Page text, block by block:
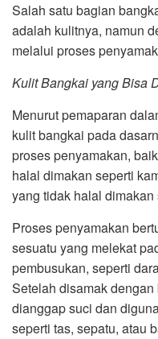
Salah satu bagian
adalah kulitnya, namun
melalui proses
Kulit Bangkai yang Bisa
Menurut pemaparan
kulit bangkai pada
proses penyamakan,
halal dimakan seperti
yang tidak halal
Proses penyamakan
sesuatu yang melekat
pembusukan, seperti
Setelah disamak
dianggap suci dan
seperti tas, sepatu, atau